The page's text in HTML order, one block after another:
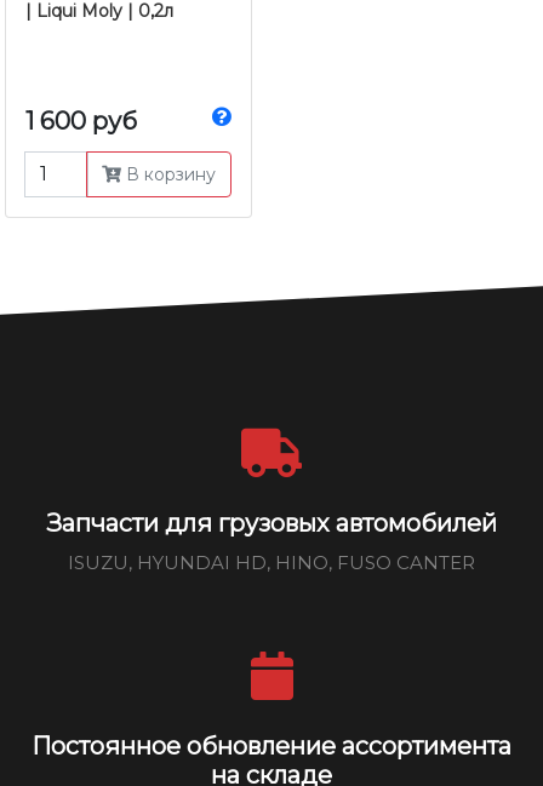
| Liqui Moly | 0,2л
1 600 руб
В корзину
Запчасти для грузовых автомобилей
ISUZU, HYUNDAI HD, HINO, FUSO CANTER
Постоянное обновление ассортимента
на складе